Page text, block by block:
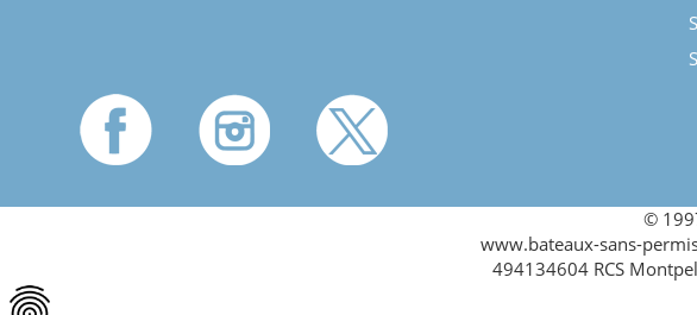
©
www.bateaux-sans-
494134604 RCS